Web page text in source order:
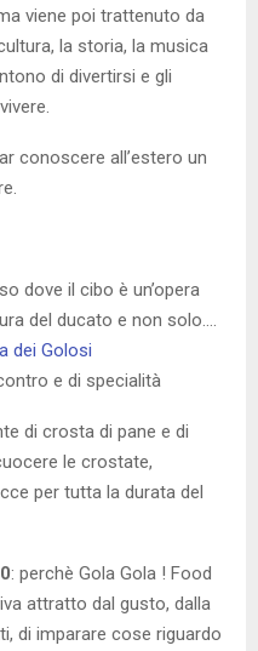
viene poi trattenuto da
la storia, la musica
di divertirsi e gli
conoscere all’estero un
dove il cibo è un’opera
del ducato e non solo….
dei Golosi
e di specialità
di crosta di pane e di
le crostate,
per tutta la durata del
: perchè Gola Gola ! Food
attratto dal gusto, dalla
di imparare cose riguardo